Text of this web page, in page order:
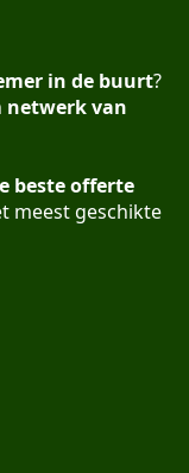
in de buurt?
netwerk van
beste offerte
meest geschikte